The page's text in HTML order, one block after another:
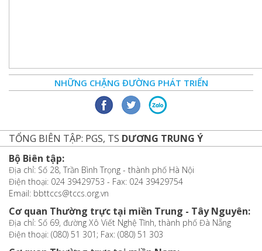
NHỮNG CHẶNG ĐƯỜNG PHÁT TRIỂN
TỔNG BIÊN TẬP: PGS, TS DƯƠNG TRUNG Ý
Bộ Biên tập:
Địa chỉ: Số 28, Trần Bình Trọng - thành phố Hà Nội
Điện thoại: 024 39429753 - Fax: 024 39429754
Email: bbttccs@tccs.org.vn
Cơ quan Thường trực tại miền Trung - Tây Nguyên:
Địa chỉ: Số 69, đường Xô Viết Nghệ Tĩnh, thành phố Đà Nẵng
Điện thoại: (080) 51 301; Fax: (080) 51 303